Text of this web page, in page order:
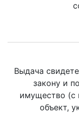
Выдача
закону и
имущество (с
объект,